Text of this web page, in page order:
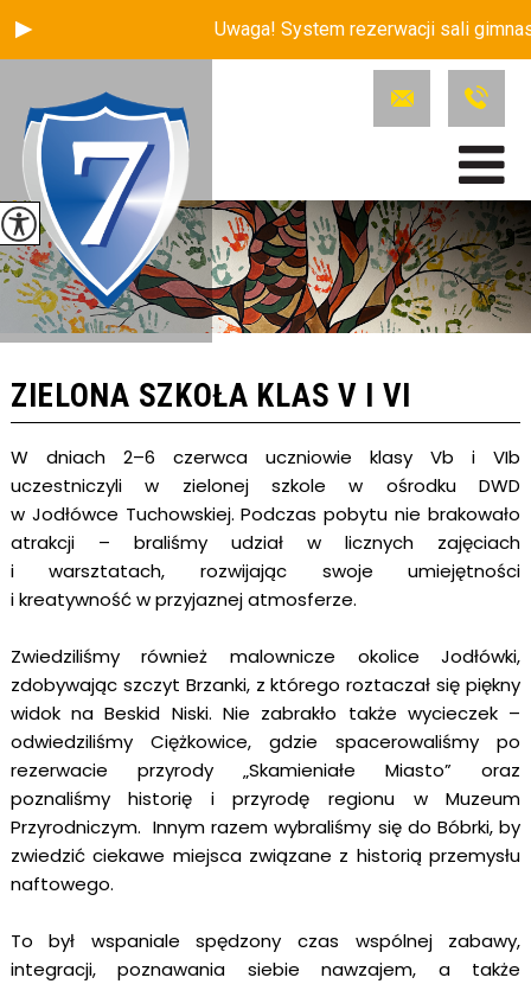
Uwaga! System rezerwacji sali
ZIELONA SZKOŁA KLAS V I VI
W dniach 2–6 czerwca uczniowie klasy Vb i VIb
uczestniczyli w zielonej szkole w ośrodku DWD
w Jodłówce Tuchowskiej. Podczas pobytu nie brakowało
atrakcji – braliśmy udział w licznych zajęciach
i warsztatach, rozwijając swoje umiejętności
i kreatywność w przyjaznej atmosferze.
Zwiedziliśmy również malownicze okolice Jodłówki,
zdobywając szczyt Brzanki, z którego roztaczał się piękny
widok na Beskid Niski. Nie zabrakło także wycieczek –
odwiedziliśmy Ciężkowice, gdzie spacerowaliśmy po
rezerwacie przyrody „Skamieniałe Miasto” oraz
poznaliśmy historię i przyrodę regionu w Muzeum
Przyrodniczym. Innym razem wybraliśmy się do Bóbrki, by
zwiedzić ciekawe miejsca związane z historią przemysłu
naftowego.
To był wspaniale spędzony czas wspólnej zabawy,
integracji, poznawania siebie nawzajem, a także